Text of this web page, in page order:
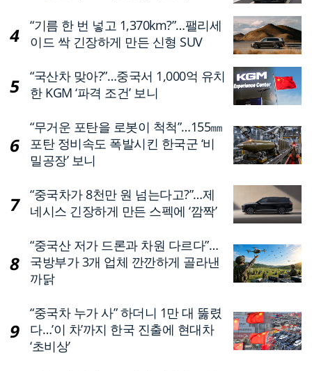
“기름 한 번 넣고 1,370km?”…팰리세
이드 싹 긴장하게 만든 신형 SUV
“국산차 맞아?”…중국서 1,000억 유치
한 KGM ‘파격 조건’ 보니
“무거운 포탄을 로봇이 척척”…155㎜
포탄 정비속도 폭발시킨 한국군 ‘비
밀공장’ 보니
“중국차가 8천만 원 넘는다고?”…제
네시스 긴장하게 만든 스펙에 ‘깜짝’
“중국산 저가 드론과 차원 다르다”…
국방부가 3개 업체 깐깐하게 골라낸
까닭
“중국차 누가 사” 하더니 1만 대 뚫렸
다…’이 차’까지 한국 진출에 현대차
‘초비상’